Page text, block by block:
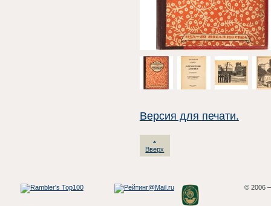
Версия для печати.
Вверх
© 2006